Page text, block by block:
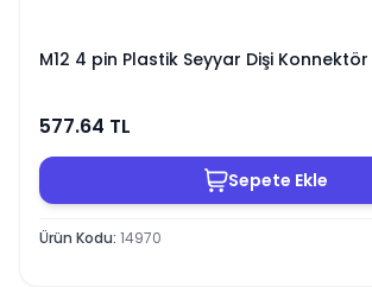
M12 4 pin Plastik Seyyar Dişi Konnektör
577.64 TL
Sepete Ekle
Ürün Kodu: 14970